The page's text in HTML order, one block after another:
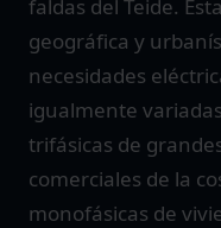
faldas del Teide.
geográfica y
necesidades
igualmente
trifásicas de
comerciales de la
monofásicas de